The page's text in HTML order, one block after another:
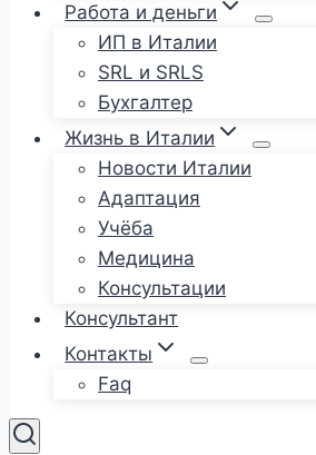
Работа и деньги
ИП в Италии
SRL и SRLS
Бухгалтер
Жизнь в Италии
Новости Италии
Адаптация
Учёба
Медицина
Консультации
Консультант
Контакты
Faq